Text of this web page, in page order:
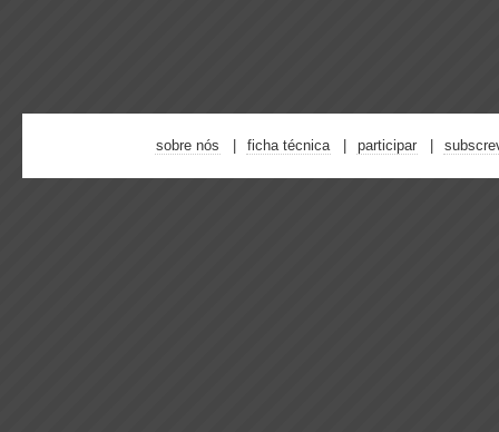
sobre nós ficha técnica participar